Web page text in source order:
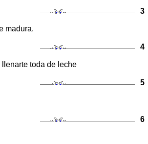
3
madura.
4
toda de leche
5
6